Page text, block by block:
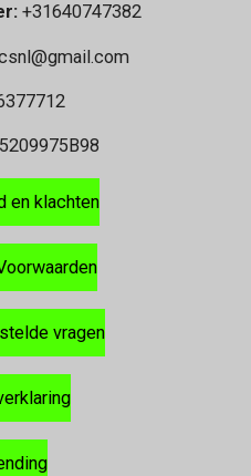
+31640747382
en klachten
vragen